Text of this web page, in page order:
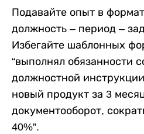
Подавайте опыт в
должность – период –
Избегайте шаблонных
“выполнял обязанности
должностной
новый продукт за 3
документооборот,
40%”.